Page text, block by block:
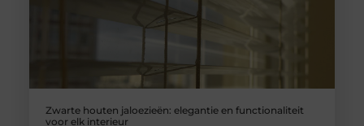
Zwarte houten jaloezieën: elegantie en functionaliteit
voor elk interieur